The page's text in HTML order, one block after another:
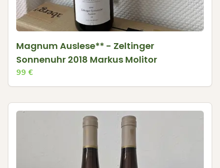
Magnum Auslese** - Zeltinger
Sonnenuhr 2018 Markus Molitor
99 €